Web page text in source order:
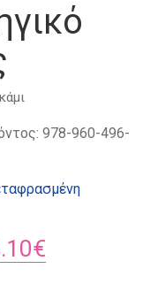
978-960-496-
€